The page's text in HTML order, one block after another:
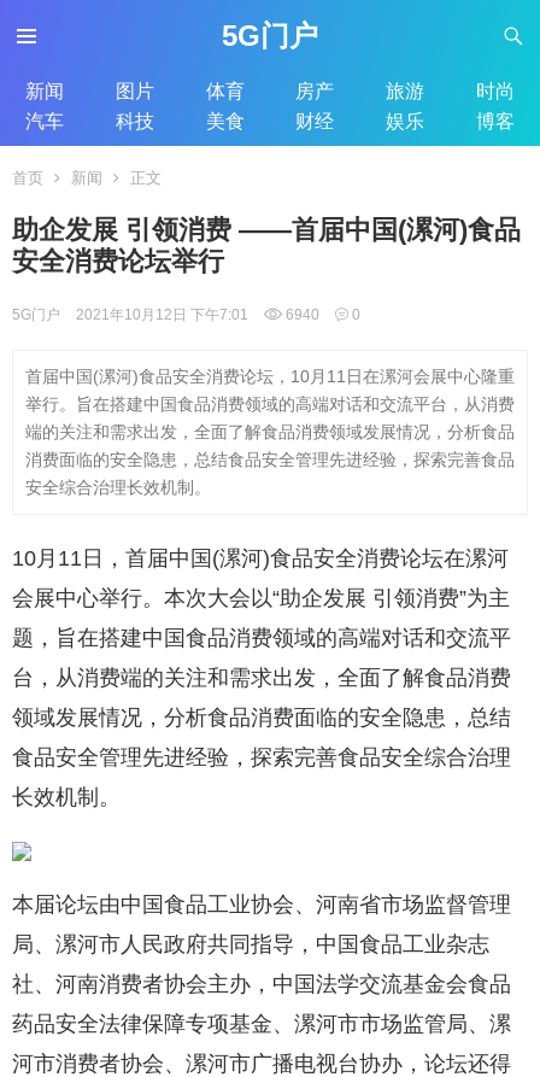
5G门户
新闻 图片 体育 房产 旅游
时尚
汽车
科技 美食 财经 娱乐 博客
首页 新闻 正文
助企发展 引领消费 ——首届中国(漯河)食品
安全消费论坛举行
5G门户 2021年10月12日 下午7:01 6940 0
首届中国(漯河)食品安全消费论坛，10月11日在漯河会展中心隆重
举行。旨在搭建中国食品消费领域的高端对话和交流平台，从消费
端的关注和需求出发，全面了解食品消费领域发展情况，分析食品
消费面临的安全隐患，总结食品安全管理先进经验，探索完善食品
安全综合治理长效机制。
10月11日，首届中国(漯河)食品安全消费论坛在漯河
会展中心举行。本次大会以“助企发展 引领消费”为主
题，旨在搭建中国食品消费领域的高端对话和交流平
台，从消费端的关注和需求出发，全面了解食品消费
领域发展情况，分析食品消费面临的安全隐患，总结
食品安全管理先进经验，探索完善食品安全综合治理
长效机制。
本届论坛由中国食品工业协会、河南省市场监督管理
局、漯河市人民政府共同指导，中国食品工业杂志
社、河南消费者协会主办，中国法学交流基金会食品
药品安全法律保障专项基金、漯河市市场监管局、漯
河市消费者协会、漯河市广播电视台协办，论坛还得